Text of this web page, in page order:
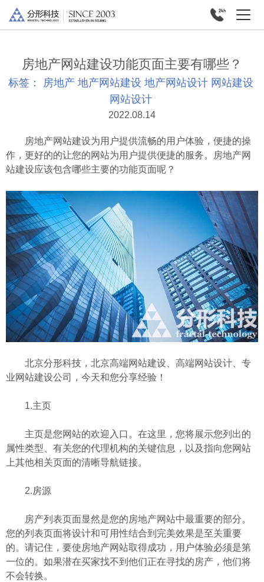
房地产网站建设功能页面主要有哪些？
标签： 房地产 地产网站建设 地产网站设计 网站建设
网站设计
2022.08.14
房地产网站建设为用户提供流畅的用户体验，便捷的操
作，更好的的让您的网站为用户提供便捷的服务。房地产网
站建设应该包含哪些主要的功能页面呢？
北京分形科技，北京高端网站建设、高端网站设计、专
业网站建设公司，今天和您分享经验！
1.主页
主页是您网站的欢迎入口。在这里，您将展示您列出的
属性类型、有关您的代理机构的关键信息，以及指向您网站
上其他相关页面的清晰导航链接。
2.房源
房产列表页面显然是您的房地产网站中最重要的部分。
您的列表页面将设计和可用性结合到完美效果是至关重要
的。请记住，要使房地产网站取得成功，用户体验必须是第
一位的。如果潜在买家找不到他们正在寻找的房产，他们将
不会转换。